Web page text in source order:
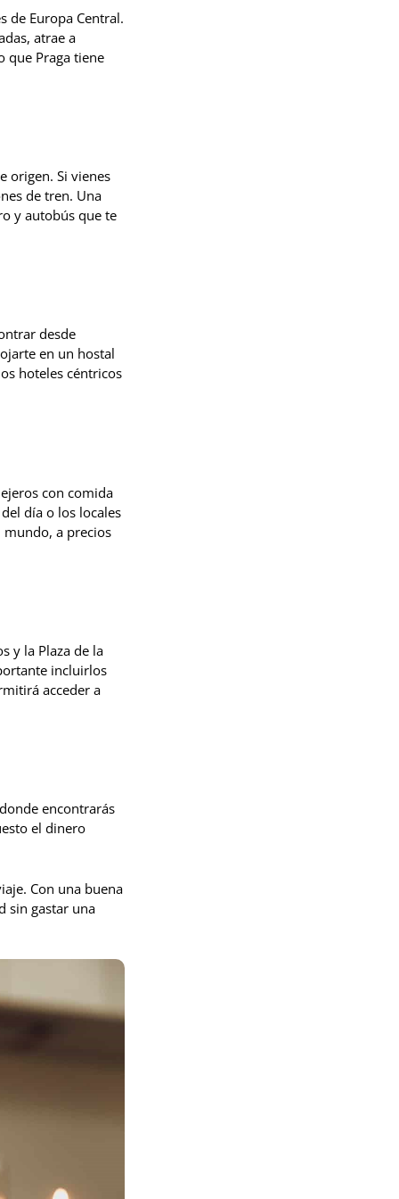
de Europa Central.
atrae a
que Praga tiene
origen. Si vienes
de tren. Una
y autobús que te
desde
en un hostal
hoteles céntricos
con comida
día o los locales
mundo, a precios
y la Plaza de la
incluirlos
acceder a
encontrarás
el dinero
Con una buena
sin gastar una